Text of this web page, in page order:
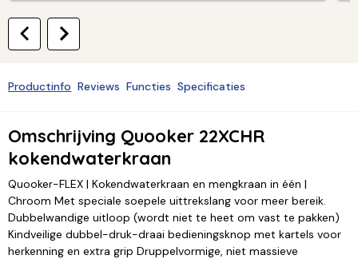
Productinfo Reviews Functies Specificaties
Omschrijving Quooker 22XCHR
kokendwaterkraan
Quooker-FLEX | Kokendwaterkraan en mengkraan in één |
Chroom Met speciale soepele uittrekslang voor meer bereik.
Dubbelwandige uitloop (wordt niet te heet om vast te pakken)
Kindveilige dubbel-druk-draai bedieningsknop met kartels voor
herkenning en extra grip Druppelvormige, niet massieve